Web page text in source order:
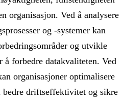
organisasjon. Ved å analysere
og -systemer kan
og utvikle
å forbedre datakvaliteten. Ved
organisasjoner optimalisere
bedre driftseffektivitet og sikre